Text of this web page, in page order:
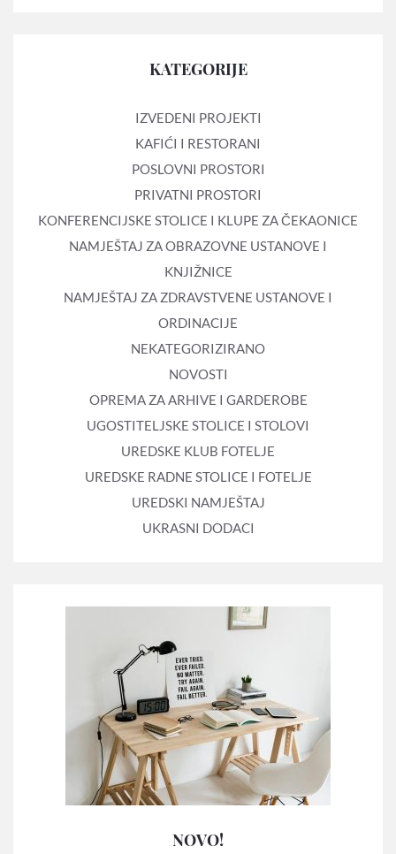
KATEGORIJE
IZVEDENI PROJEKTI
KAFIĆI I RESTORANI
POSLOVNI PROSTORI
PRIVATNI PROSTORI
KONFERENCIJSKE STOLICE I KLUPE ZA ČEKAONICE
NAMJEŠTAJ ZA OBRAZOVNE USTANOVE I
KNJIŽNICE
NAMJEŠTAJ ZA ZDRAVSTVENE USTANOVE I
ORDINACIJE
NEKATEGORIZIRANO
NOVOSTI
OPREMA ZA ARHIVE I GARDEROBE
UGOSTITELJSKE STOLICE I STOLOVI
UREDSKE KLUB FOTELJE
UREDSKE RADNE STOLICE I FOTELJE
UREDSKI NAMJEŠTAJ
UKRASNI DODACI
NOVO!